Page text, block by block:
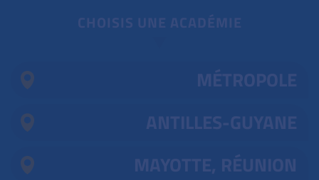
CHOISIS UNE ACADÉMIE
MÉTROPOLE
ANTILLES-GUYANE
MAYOTTE, RÉUNION